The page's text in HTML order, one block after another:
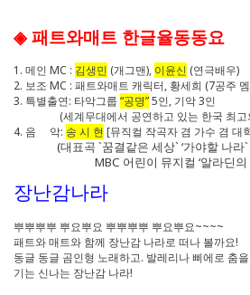
◈ 패트와매트 한글율동동요
1. 메인 MC : 김생민 (개그맨), 이윤신 (연극배우)
2. 보조 MC : 패트와매트 캐릭터, 황세희 (7공주
3. 특별출연: 타악그룹 “공명”5인, 기악 3인
(세계무대에서 공연하고 있는 한국 최고
4. 음 악: 송 시 현 [뮤직컬 작곡자 겸 가수 겸 대
(대표곡 `꿈결같은 세상` ‘가야할 나라
MBC 어린이 뮤지컬 ‘알라딘의 요
장난감나라
뿌뿌뿌뿌 뿌요뿌요 뿌뿌뿌뿌 뿌요뿌요~~~~
패트와 매트와 함께 장난감 나라로 떠나 볼까요!
동글 동글 곰인형 노래하고. 발레리나 삐에로 춤
기는 신나는 장난감 나라!